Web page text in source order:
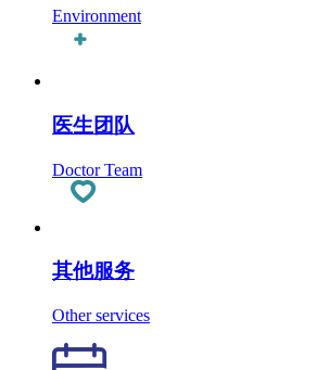
Environment
医生团队
Doctor Team
其他服务
Other services